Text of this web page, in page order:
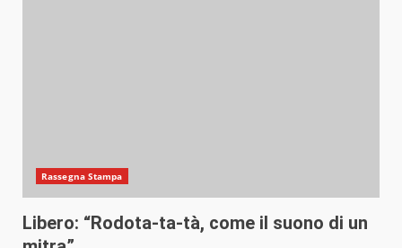
Rassegna Stampa
Libero: “Rodota-ta-tà, come il suono di un